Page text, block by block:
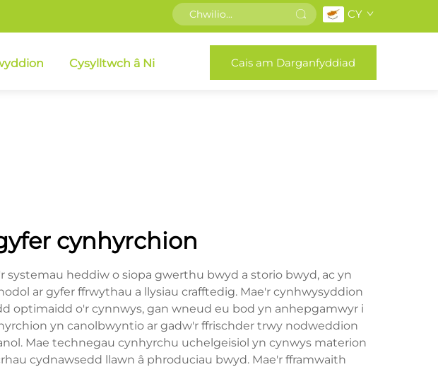
CY
Cysylltwch â Ni Cais am Darganfyddiad
cynhyrchion
heddiw o siopa gwerthu bwyd a storio bwyd, ac yn
ar gyfer ffrwythau a llysiau crafftedig. Mae'r cynhwysyddion
optimaidd o'r cynnwys, gan wneud eu bod yn anhepgamwyr i
yn canolbwyntio ar gadw'r ffrischder trwy nodweddion
Mae technegau cynhyrchu uchelgeisiol yn cynwys materion
cydnawsedd llawn â phroduciau bwyd. Mae'r fframwaith